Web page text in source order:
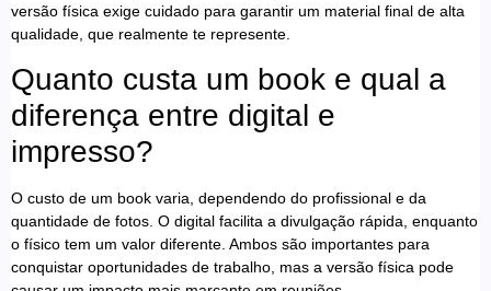
versão física exige cuidado para garantir um material final de alta
qualidade, que realmente te represente.
Quanto custa um book e qual a
diferença entre digital e
impresso?
O custo de um book varia, dependendo do profissional e da
quantidade de fotos. O digital facilita a divulgação rápida, enquanto
o físico tem um valor diferente. Ambos são importantes para
conquistar oportunidades de trabalho, mas a versão física pode